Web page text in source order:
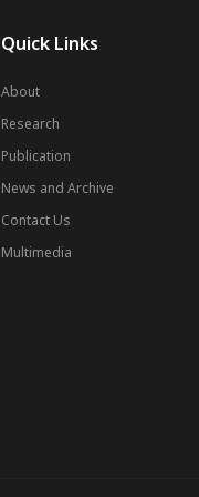
Quick Links
About
Research
Publication
News and Archive
Contact Us
Multimedia